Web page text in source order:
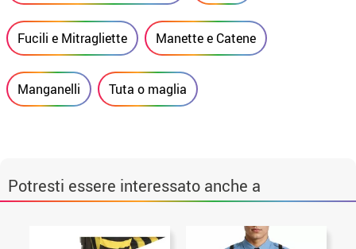
Fucili e Mitragliette Manette e Catene
Manganelli Tuta o maglia
Potresti essere interessato anche a